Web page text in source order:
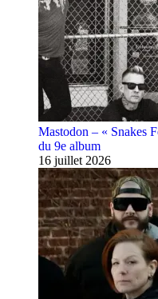
Mastodon – « Snakes
du 9e album
16 juillet 2026